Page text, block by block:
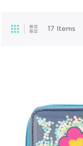
Προβολή
ως
Πλέγμα
Λίστα
17 Items